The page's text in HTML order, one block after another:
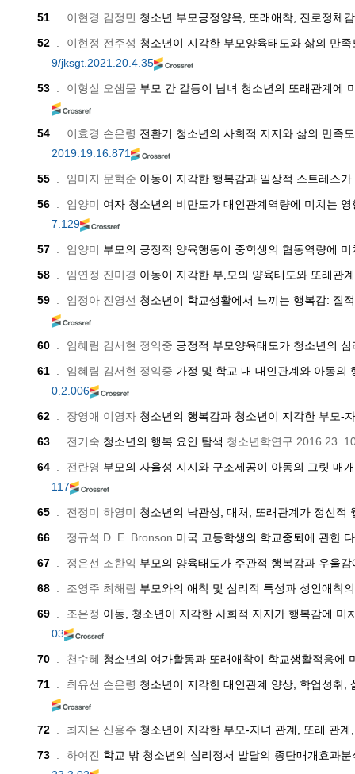
51 . 이현경 김정민 청소년 부모긍정양육, 또래애착, 진로정체
52 . 이현정 전주성 청소년이 지각한 부모양육태도와 삶의 만
9/jksgt.2021.20.4.35
53 . 이형실 오샘물 부모 간 갈등이 남녀 청소년의 또래관계에
54 . 이효경 손은령 전환기 청소년의 사회적 지지와 삶의 만족
2019.19.16.871
55 . 임미지 문혁준 아동이 지각한 행복감과 일상적 스트레스
56 . 임양미 여자 청소년의 비만도가 대인관계역량에 미치는
7.129
57 . 임양미 부모의 긍정적 양육행동이 중학생의 협동역량에
58 . 임연정 진미경 아동이 지각한 부,모의 양육태도와 또래관
59 . 임정아 진영선 청소년이 학교생활에서 느끼는 행복감: 질
60 . 임혜림 김서현 정익중 긍정적 부모양육태도가 청소년의
61 . 임혜림 김서현 정익중 가정 및 학교 내 대인관계와 아동의
0.2.006
62 . 장영애 이영자 청소년의 행복감과 청소년이 지각한 부모-
63 . 전기숙 청소년의 행복 요인 탐색 청소년학연구 2016 23.
64 . 전란영 부모의 자율성 지지와 구조제공이 아동의 그릿 매
117
65 . 전정미 하영미 청소년의 낙관성, 대처, 또래관계가 정신적
66 . 정규석 D. E. Bronson 미국 고등학생의 학교중퇴에 관한
67 . 정은선 조한익 부모의 양육태도가 주관적 행복감과 우울
68 . 조영주 최해림 부모와의 애착 및 심리적 특성과 성인애착
69 . 조은정 아동, 청소년이 지각한 사회적 지지가 행복감에
03
70 . 천수혜 청소년의 여가활동과 또래애착이 학교생활적응에
71 . 최유선 손은령 청소년이 지각한 대인관계 양상, 학업성취
72 . 최지은 신용주 청소년이 지각한 부모-자녀 관계, 또래 관
73 . 하여진 학교 밖 청소년의 심리정서 발달의 종단매개효과